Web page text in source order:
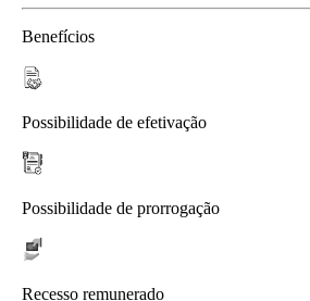
Benefícios
Possibilidade de efetivação
Possibilidade de prorrogação
Recesso remunerado